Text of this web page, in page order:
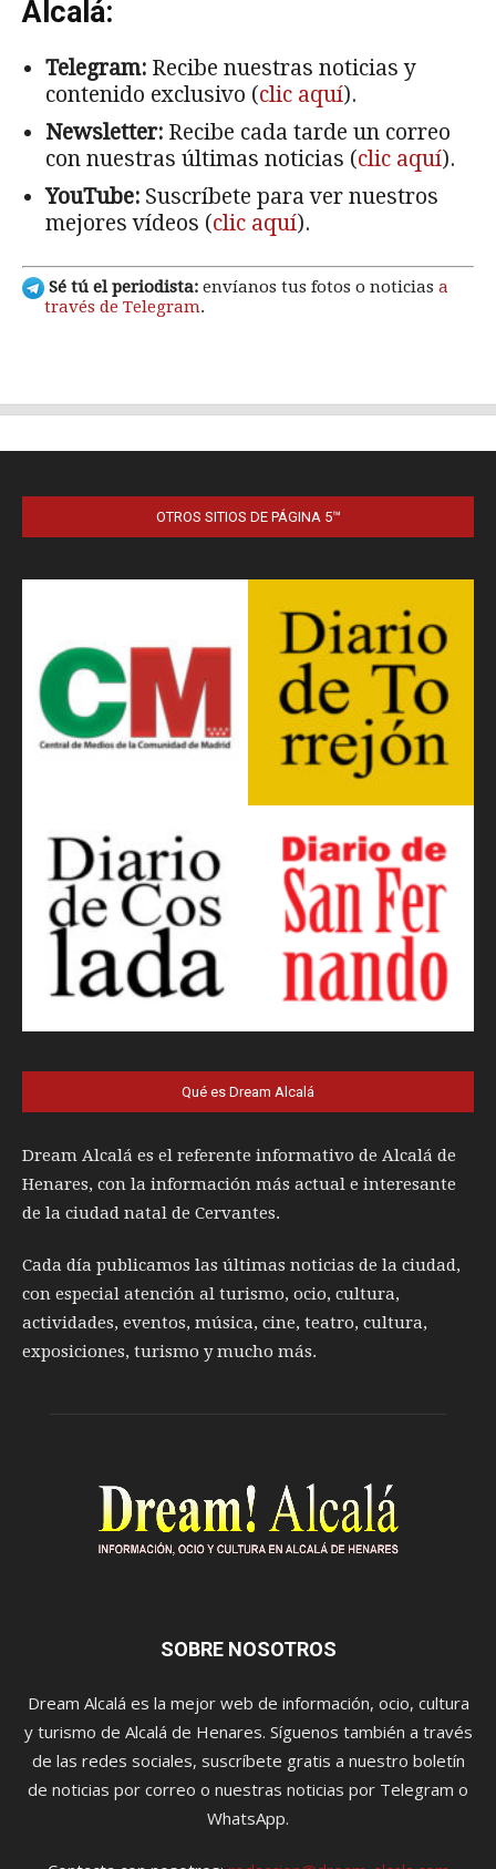
OTROS SITIOS DE PÁGINA 5™
Qué es Dream Alcalá
Dream Alcalá es el referente informativo de Alcalá de
Henares, con la información más actual e interesante
de la ciudad natal de Cervantes.
Cada día publicamos las últimas noticias de la ciudad,
con especial atención al turismo, ocio, cultura,
actividades, eventos, música, cine, teatro, cultura,
exposiciones, turismo y mucho más.
SOBRE NOSOTROS
Dream Alcalá es la mejor web de información, ocio, cultura
y turismo de Alcalá de Henares. Síguenos también a través
de las redes sociales, suscríbete gratis a nuestro boletín
de noticias por correo o nuestras noticias por Telegram o
WhatsApp.